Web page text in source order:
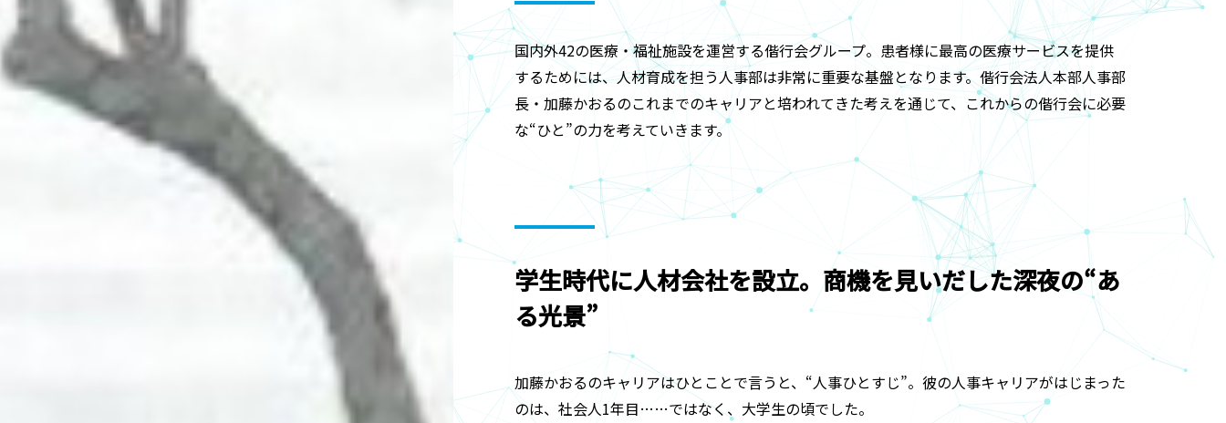
国内外42の医療・福祉施設を運営する偕行会グループ。患者様に最高の医療サービスを提供
するためには、人材育成を担う人事部は非常に重要な基盤となります。偕行会法人本部人事部
長・加藤かおるのこれまでのキャリアと培われてきた考えを通じて、これからの偕行会に必要
な“ひと”の力を考えていきます。
学生時代に人材会社を設立。商機を見いだした深夜の“あ
る光景”
加藤かおるのキャリアはひとことで言うと、“人事ひとすじ”。彼の人事キャリアがはじまった
のは、社会人1年目……ではなく、大学生の頃でした。